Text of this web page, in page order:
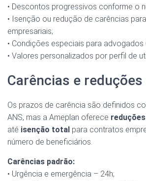
• Descontos progressivos conforme o
• Isenção ou redução de carências
empresariais;
• Condições especiais para advogados
• Valores personalizados por perfil de
Carências e
Os prazos de carência são definidos
ANS, mas a Ameplan oferece
até isenção total para contratos
número de beneficiários.
Carências padrão:
• Urgência e emergência – 24h;